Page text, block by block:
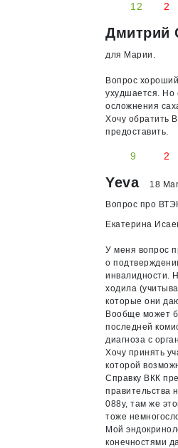
12 2
Дмитрий
для Марии.
Вопрос
ухудшается. Но
осложнения
Хочу обратить
предоставить.
9 2
Yeva
18
Вопрос про
Екатерина
У меня вопрос
о
инвалидности.
ходила
которые они
Вообще может
последней
диагноза с
Хочу принять
которой
Справку ВКК
правительства
088у, там же
тоже
Мой
конечностями